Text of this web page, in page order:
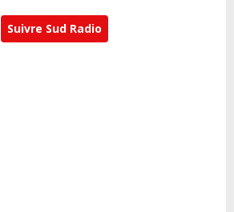
Suivre Sud Radio